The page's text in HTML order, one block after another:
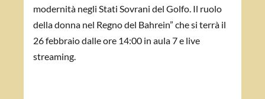
modernità negli Stati Sovrani del Golfo. Il ruolo
della donna nel Regno del Bahrein” che si terrà il
26 febbraio dalle ore 14:00 in aula 7 e live
streaming.